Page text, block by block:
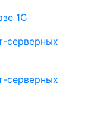
1С
серверных
серверных